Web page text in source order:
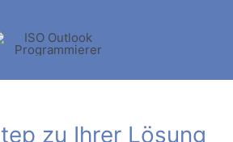
zu Ihrer Lösung